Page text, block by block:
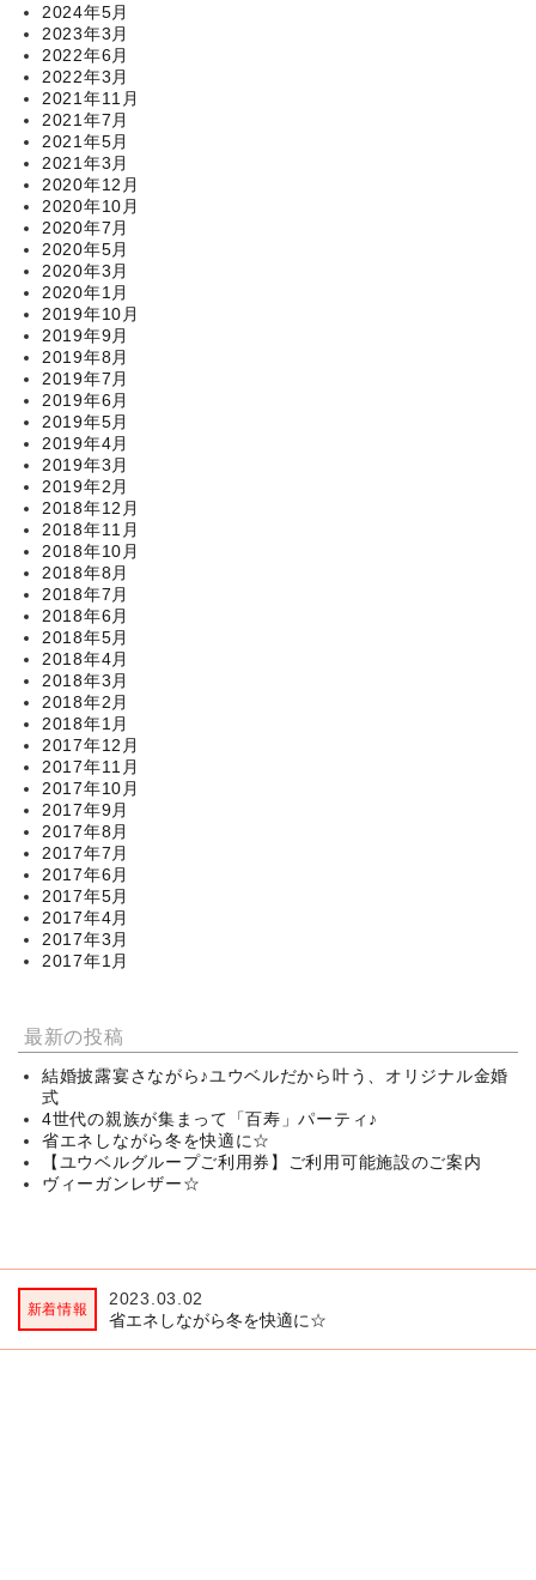
2024年5月
2023年3月
2022年6月
2022年3月
2021年11月
2021年7月
2021年5月
2021年3月
2020年12月
2020年10月
2020年7月
2020年5月
2020年3月
2020年1月
2019年10月
2019年9月
2019年8月
2019年7月
2019年6月
2019年5月
2019年4月
2019年3月
2019年2月
2018年12月
2018年11月
2018年10月
2018年8月
2018年7月
2018年6月
2018年5月
2018年4月
2018年3月
2018年2月
2018年1月
2017年12月
2017年11月
2017年10月
2017年9月
2017年8月
2017年7月
2017年6月
2017年5月
2017年4月
2017年3月
2017年1月
最新の投稿
結婚披露宴さながら♪ユウベルだから叶う、オリジナル金婚
式
4世代の親族が集まって「百寿」パーティ♪
省エネしながら冬を快適に☆
【ユウベルグループご利用券】ご利用可能施設のご案内
ヴィーガンレザー☆
2023.03.02
省エネしながら冬を快適に☆